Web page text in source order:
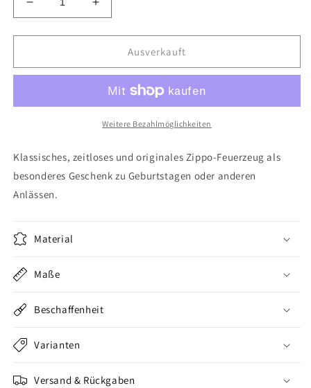
Verringere
die
Menge
Zippo
Erhöhe
die
Menge
Zippo
Ausverkauft
Weitere Bezahlmöglichkeiten
Klassisches, zeitloses und originales Zippo-Feuerzeug als
besonderes Geschenk zu Geburtstagen oder anderen
Anlässen.
Material
Maße
Beschaffenheit
Varianten
Versand & Rückgaben